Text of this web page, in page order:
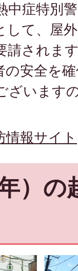
中症特別
して、屋
請されま
の安全を
ざいます
報サイト
）の